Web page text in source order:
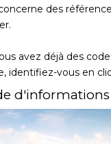
CONTACT
des
avez déjà des
identifiez-vous en
d'informations